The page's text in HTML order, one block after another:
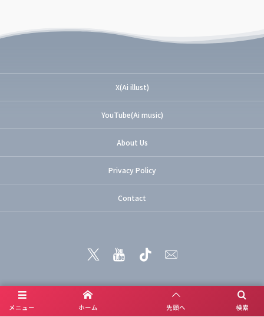
メニュー 検索
ホーム 先頭へ
X(Ai illust)
YouTube(Ai music)
About Us
Privacy Policy
Contact